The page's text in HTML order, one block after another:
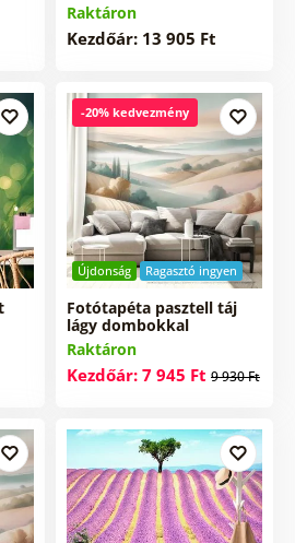
Raktáron
Kezdőár: 13 905 Ft
Újdonság Ragasztó ingyen
-20% kedvezmény
Fotótapéta pasztell táj
lágy dombokkal
Raktáron
Kezdőár: 7 945 Ft 9 930 Ft